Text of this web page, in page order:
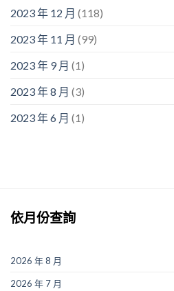
2023 年 12 月 (118)
2023 年 11 月 (99)
2023 年 9 月 (1)
2023 年 8 月 (3)
2023 年 6 月 (1)
依月份查詢
2026 年 8 月
2026 年 7 月